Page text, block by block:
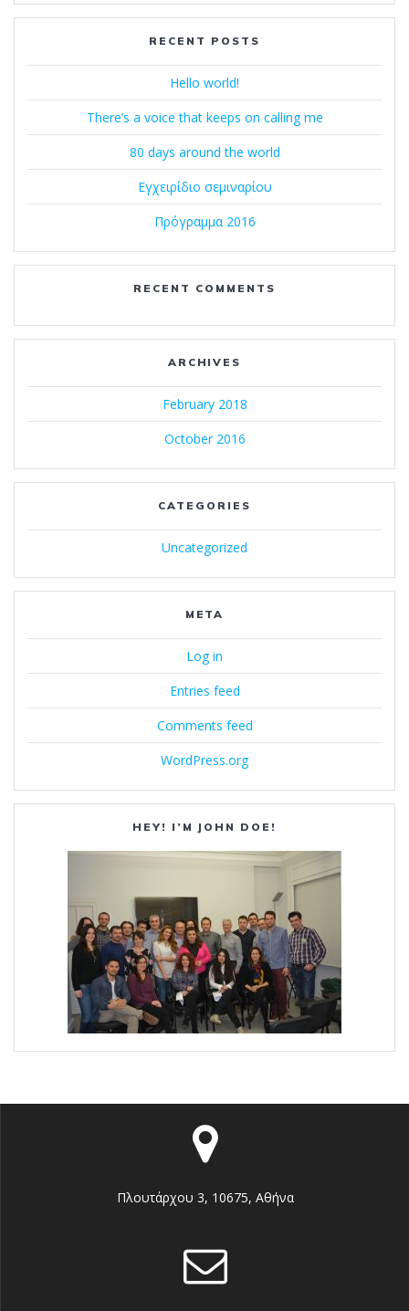
RECENT POSTS
Hello world!
There’s a voice that keeps on calling me
80 days around the world
Εγχειρίδιο σεμιναρίου
Πρόγραμμα 2016
RECENT COMMENTS
ARCHIVES
February 2018
October 2016
CATEGORIES
Uncategorized
META
Log in
Entries feed
Comments feed
WordPress.org
HEY! I’M JOHN DOE!
Πλουτάρχου 3, 10675, Αθήνα